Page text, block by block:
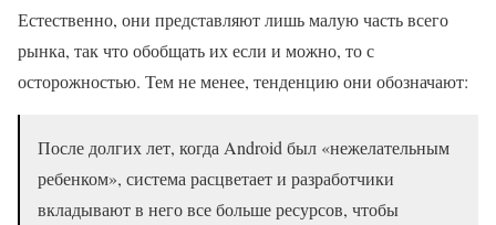
Естественно, они представляют лишь малую часть всего
рынка, так что обобщать их если и можно, то с
осторожностью. Тем не менее, тенденцию они обозначают:
После долгих лет, когда Android был «нежелательным
ребенком», система расцветает и разработчики
вкладывают в него все больше ресурсов, чтобы